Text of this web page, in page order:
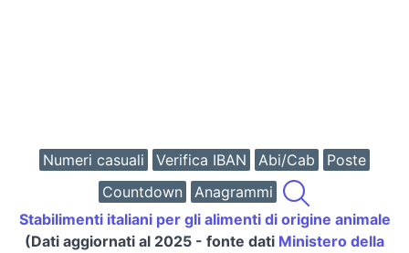
Numeri casuali Verifica IBAN Abi/Cab
Poste
Countdown
Anagrammi
Stabilimenti italiani per gli alimenti di origine animale
(Dati aggiornati al 2025 - fonte dati Ministero della